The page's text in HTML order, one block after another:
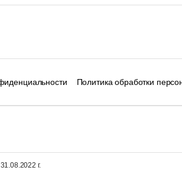
Политика обработки
г.